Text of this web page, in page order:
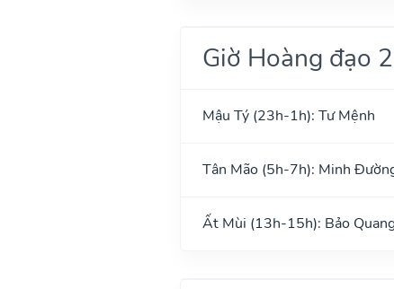
Giờ Hoàng đạo
Mậu Tý (23h-1h): Tư Mệnh
Tân Mão (5h-7h): Minh
Ất Mùi (13h-15h): Bảo